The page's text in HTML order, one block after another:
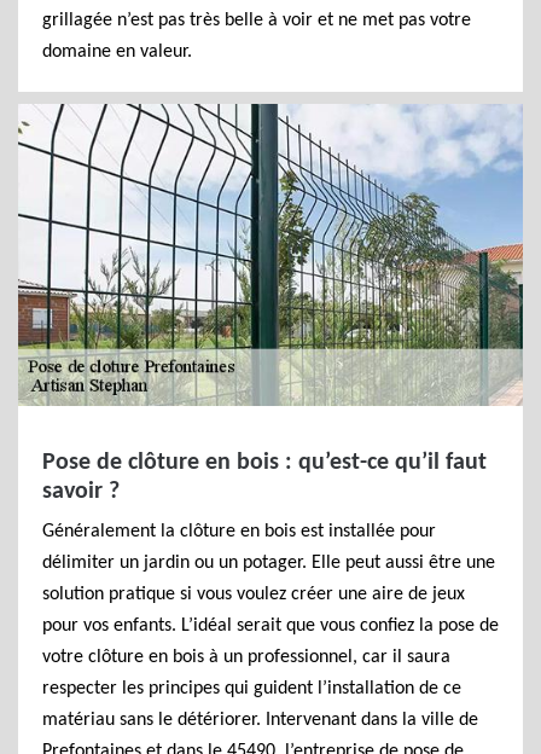
grillagée n’est pas très belle à voir et ne met pas votre
domaine en valeur.
Pose de clôture en bois : qu’est-ce qu’il faut
savoir ?
Généralement la clôture en bois est installée pour
délimiter un jardin ou un potager. Elle peut aussi être une
solution pratique si vous voulez créer une aire de jeux
pour vos enfants. L’idéal serait que vous confiez la pose de
votre clôture en bois à un professionnel, car il saura
respecter les principes qui guident l’installation de ce
matériau sans le détériorer. Intervenant dans la ville de